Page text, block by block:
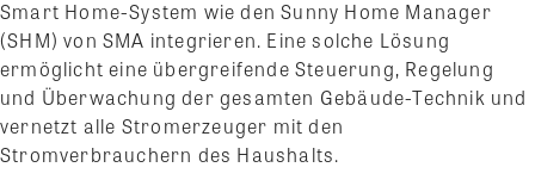
Smart Home-System wie den Sunny Home Manager
(SHM) von SMA integrieren. Eine solche Lösung
ermöglicht eine übergreifende Steuerung, Regelung
und Überwachung der gesamten Gebäude-Technik und
vernetzt alle Stromerzeuger mit den
Stromverbrauchern des Haushalts.